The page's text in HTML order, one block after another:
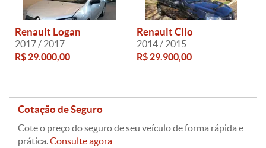
Renault Logan
2017 / 2017
R$ 29.000,00
Renault Clio
2014 / 2015
R$ 29.900,00
Cotação de Seguro
Cote o preço do seguro de seu veículo de forma rápida e
prática.Consulte agora